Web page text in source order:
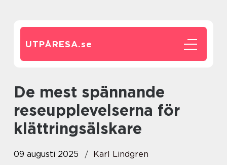
UTPÅRESA.se
De mest spännande
reseupplevelserna för
klättringsälskare
09 augusti 2025
Karl Lindgren